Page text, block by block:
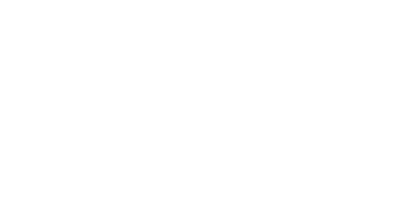
습니다. 어떤 서비스
합법적인 AI 영상 도
상권 침해나 악용 가